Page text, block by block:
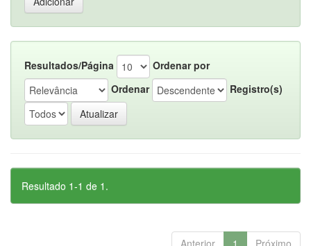
Resultados/Página
Ordenar por
Ordenar
Registro(s)
Resultado 1-1 de 1.
Anterior 1 Próximo